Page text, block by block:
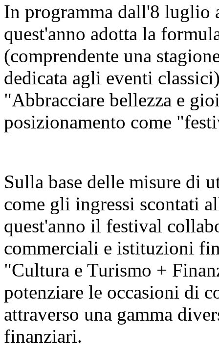
In programma dall'8
quest'anno adotta la
(comprendente una
dedicata agli eventi
"Abbracciare bellezza e
posizionamento come
Sulla base delle misure di
come gli ingressi scontati
quest'anno il festival
commerciali e istituzioni
"Cultura e Turismo +
potenziare le occasioni di
attraverso una gamma
finanziari.